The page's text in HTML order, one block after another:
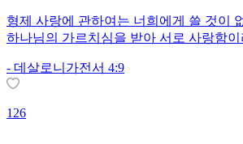
형제 사랑에 관하여는 너희에게 쓸 것이
하나님의 가르치심을 받아 서로 사랑함이
- 데살로니가전서 4:9
126